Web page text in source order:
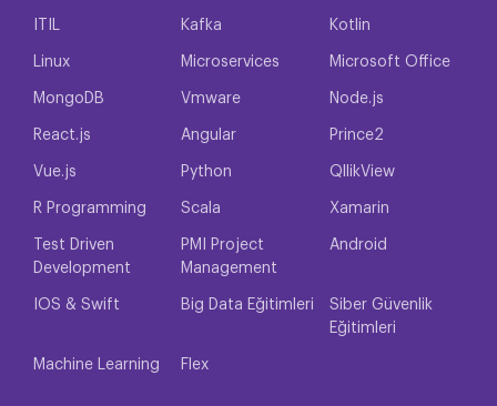
ITIL Kafka Kotlin
Linux Microservices Microsoft Office
MongoDB Vmware Node.js
React.js Angular Prince2
Vue.js Python QllikView
R Programming Scala Xamarin
Test Driven
Development
PMI Project
Management
Android
IOS & Swift Big Data Eğitimleri
Siber Güvenlik
Eğitimleri
Machine Learning Flex